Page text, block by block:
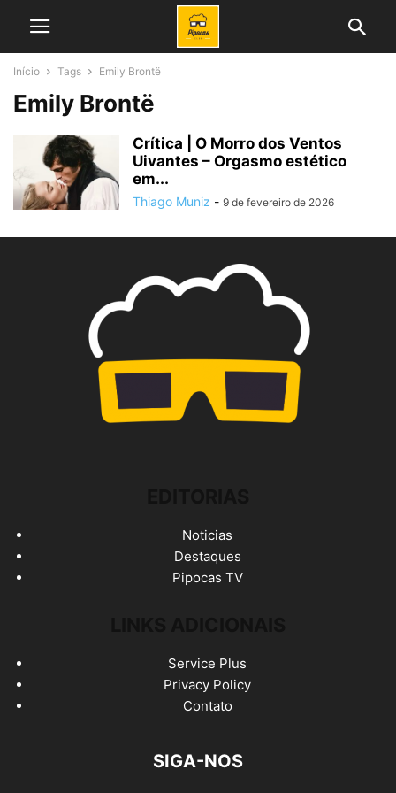
Início Tags Emily Brontë
Emily Brontë
Crítica | O Morro dos Ventos
Uivantes – Orgasmo estético
em...
Thiago Muniz - 9 de fevereiro de 2026
Noticias
Destaques
Pipocas TV
Service Plus
Privacy Policy
Contato
SIGA-NOS